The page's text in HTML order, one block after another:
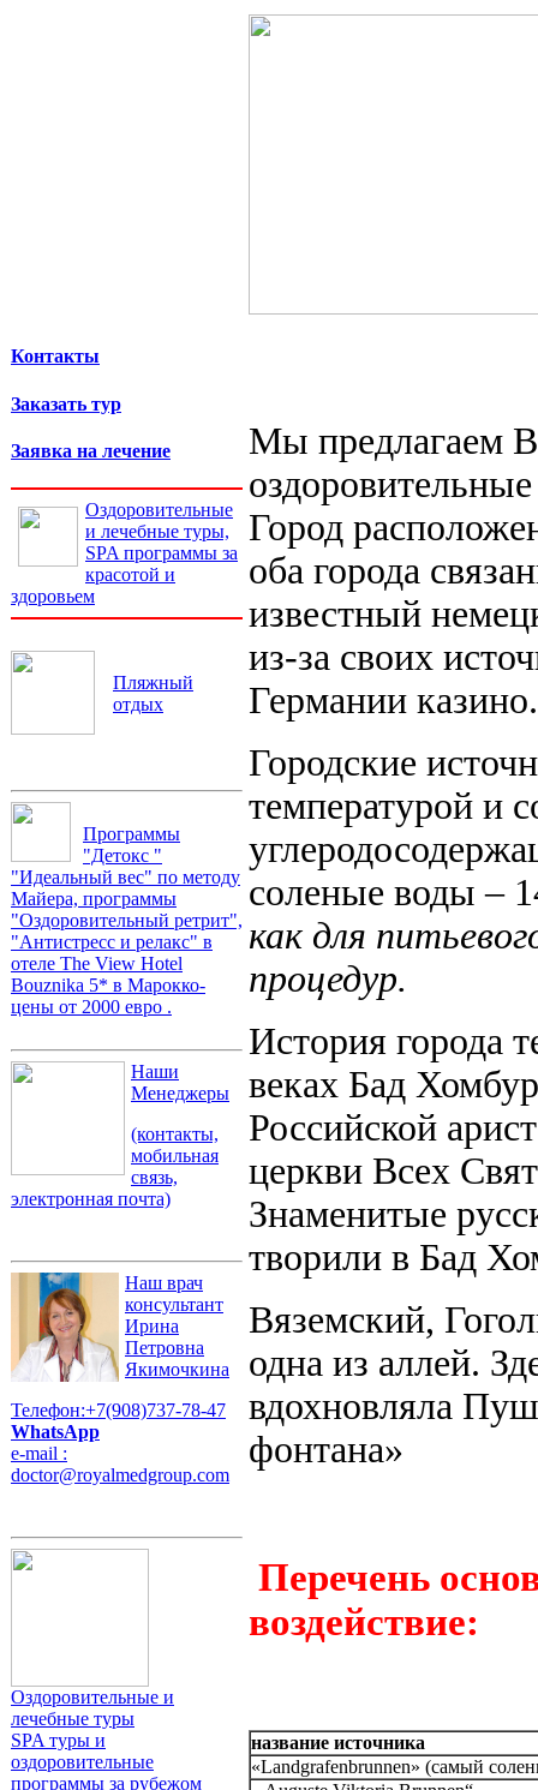
Контакты
Заказать тур
Заявка на лечение
Оздоровительные
и лечебные туры,
SPA программы за
красотой и
здоровьем
Пляжный
отдых
Программы
"Детокс "
"Идеальный вес" по методу
Майера, программы
"Оздоровительный ретрит",
"Антистресс и релакс" в
отеле The View Hotel
Bouznika 5* в Марокко-
цены от 2000 евро .
Наши
Менеджеры
(контакты,
мобильная
связь,
электронная почта)
Наш врач
консультант
Ирина
Петровна
Якимочкина
Телефон:+7(908)737-78-47
WhatsApp
e-mail :
doctor@royalmedgroup.com
Оздоровительные и
лечебные туры
SPA туры и
оздоровительные
программы за рубежом
Мы предлагаем
Город
оба города
известный
из-за своих
Германии казино.
Городские
температурой и
соленые воды –
как для
процедур.
История города
веках Бад
Российской
церкви Всех
Знаменитые
творили в Бад
Вяземский,
одна из аллей.
вдохновляла
фонтана»
Перечень
воздействие:
название источника
«Landgrafenbrunnen» (самый